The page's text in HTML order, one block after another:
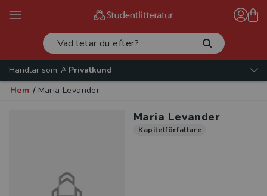
Handlar som:
Privatkund
Hem / Maria Levander
Maria Levander
Kapitelförfattare